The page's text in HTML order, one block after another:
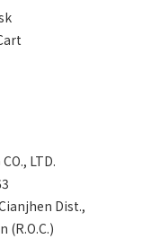
LTD.
Dist.,
(R.O.C.)